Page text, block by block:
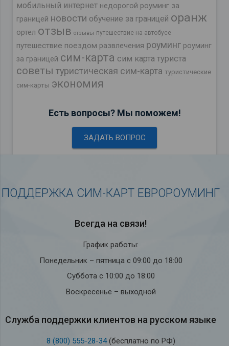
мобильный интернет недорогой роуминг за
границей новости обучение за границей оранж
ортел отзыв отзывы путешествие на автобусе
путешествие поездом развлечения роуминг роуминг
за границей сим-карта сим карта туриста
советы туристическая сим-карта туристические
сим-карты экономия
Есть вопросы? Мы поможем!
ЗАДАТЬ ВОПРОС
ПОДДЕРЖКА СИМ-КАРТ ЕВРОРОУМИНГ
Всегда на связи!
График работы:
Понедельник – пятница с 09:00 до 18:00
Суббота с 10:00 до 18:00
Воскресенье – выходной
Служба под­держки кли­ен­тов на рус­ском языке
8 (800) 555-28-34(бесплатно по РФ)